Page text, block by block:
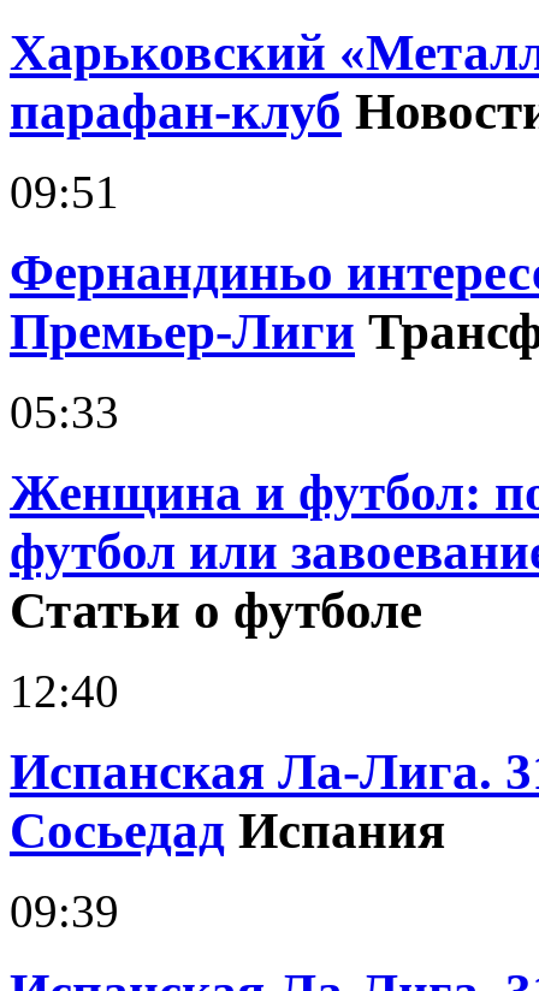
Харьковский
парафан-клуб
09:51
Фернандиньо
Премьер-Лиги
05:33
Женщина и футбол:
футбол или
Статьи о футболе
12:40
Испанская Ла-Лига.
Сосьедад Испания
09:39